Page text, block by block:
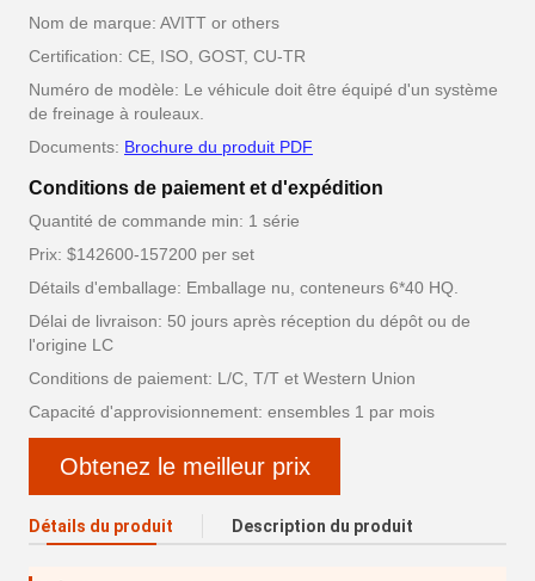
Nom de marque: AVITT or others
Certification: CE, ISO, GOST, CU-TR
Numéro de modèle: Le véhicule doit être équipé d'un système
de freinage à rouleaux.
Documents: Brochure du produit PDF
Conditions de paiement et d'expédition
Quantité de commande min: 1 série
Prix: $142600-157200 per set
Détails d'emballage: Emballage nu, conteneurs 6*40 HQ.
Délai de livraison: 50 jours après réception du dépôt ou de
l'origine LC
Conditions de paiement: L/C, T/T et Western Union
Capacité d'approvisionnement: ensembles 1 par mois
Obtenez le meilleur prix
Détails du produit Description du produit